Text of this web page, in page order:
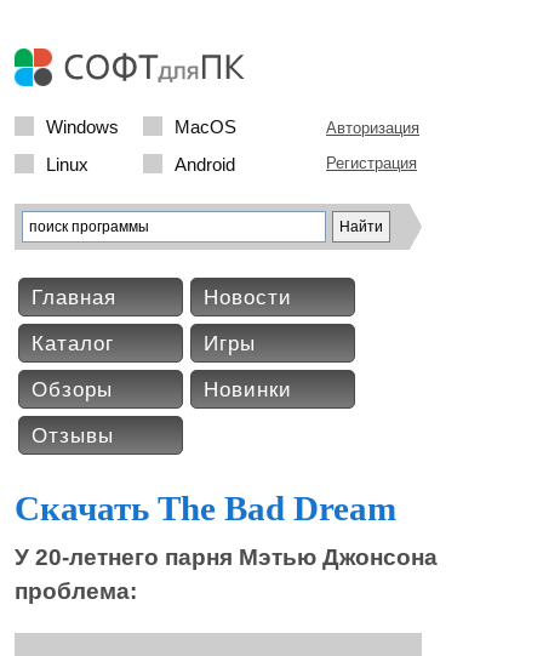
Windows
MacOS
Linux
Android
Авторизация
Регистрация
Главная
Новости
Каталог
Игры
Обзоры
Новинки
Отзывы
Скачать The Bad Dream
У 20-летнего парня Мэтью Джонсона
проблема: